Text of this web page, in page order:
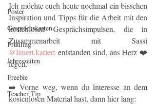
Poster
Gesprächskarten
Frühling
Jahreszeiten
Freebie
Teacher Tip
Ich möchte euch heute nochmal ein bisschen
Inspiration und Tipps für die Arbeit mit den
kostenlosen Gesprächsimpulsen, die in
@liniert.kariert entstanden sind, ans Herz ❤️
legen.
➡️ Vorne weg, wenn du Interesse an dem
kostenlosen Material hast, dann hier lang: